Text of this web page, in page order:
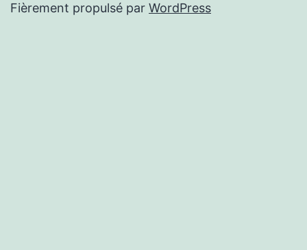
Fièrement propulsé par WordPress